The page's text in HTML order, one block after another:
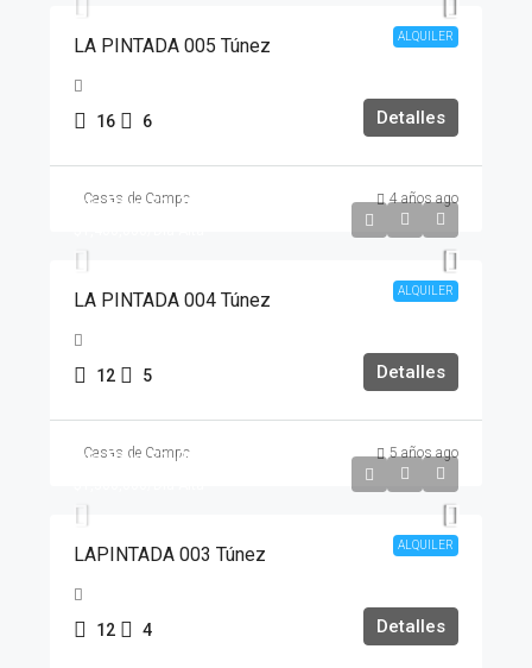
ALQUILER
LA PINTADA 005 Túnez
16 6 Detalles
Casas de Campo 4 años ago
ALQUILER
Día Baja$1,200,000
LA PINTADA 004 Túnez
12 5 Detalles
Casas de Campo 5 años ago
ALQUILER
Día Baja$1,000,000
LAPINTADA 003 Túnez
12 4 Detalles